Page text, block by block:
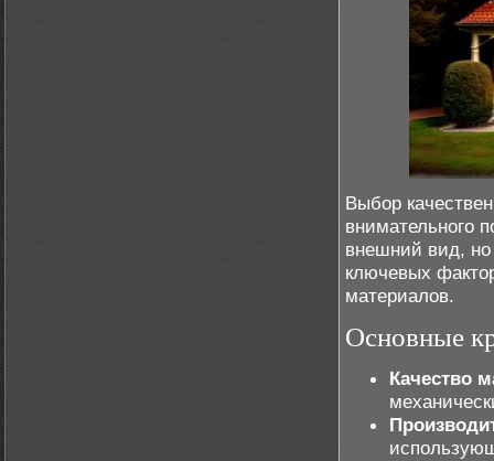
Выбор
внимательного
внешний вид, но
ключевых
материалов.
Основные
Качество